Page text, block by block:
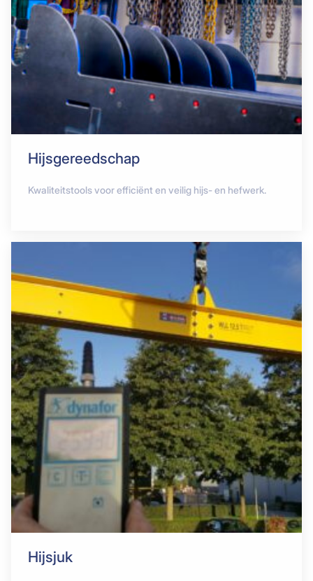
Hijsgereedschap
Kwaliteitstools voor efficiënt en veilig hijs- en hefwerk.
Hijsjuk